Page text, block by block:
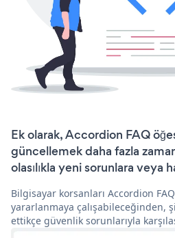
Ek olarak, Accordion FAQ
güncellemek daha fazla
olasılıkla yeni sorunlara veya
Bilgisayar korsanları Accordion
yararlanmaya çalışabileceğinden,
ettikçe güvenlik sorunlarıyla